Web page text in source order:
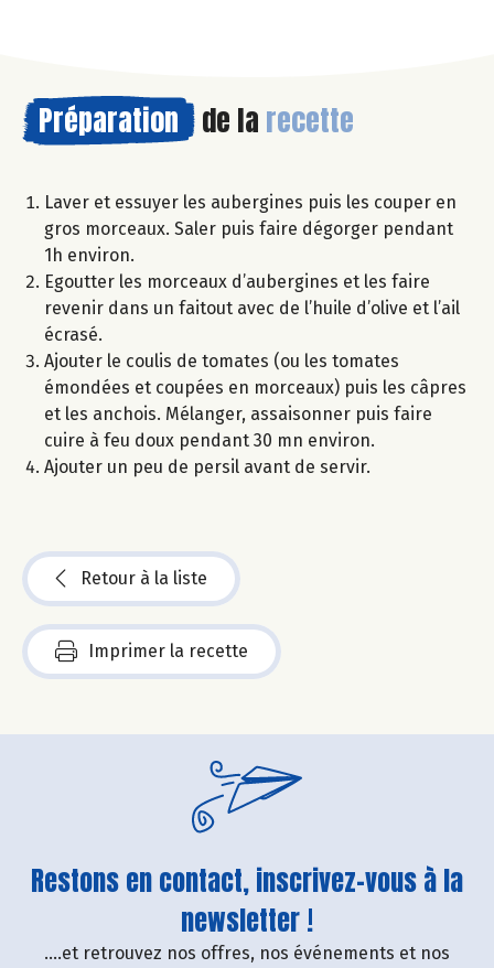
Préparation de la recette
Laver et essuyer les aubergines puis les couper en
gros morceaux. Saler puis faire dégorger pendant
1h environ.
Egoutter les morceaux d’aubergines et les faire
revenir dans un faitout avec de l’huile d’olive et l’ail
écrasé.
Ajouter le coulis de tomates (ou les tomates
émondées et coupées en morceaux) puis les câpres
et les anchois. Mélanger, assaisonner puis faire
cuire à feu doux pendant 30 mn environ.
Ajouter un peu de persil avant de servir.
Retour à la liste
Imprimer la recette
Restons en contact, inscrivez-vous à la
newsletter !
....et retrouvez nos offres, nos événements et nos